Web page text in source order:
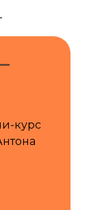
курс